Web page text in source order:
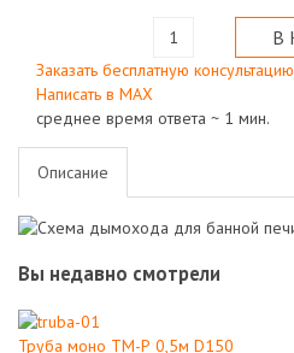
Заказать бесплатную консультацию
Написать в МАХ
среднее время ответа ~ 1 мин.
Описание
Вы недавно смотрели
Труба моно ТМ-Р 0,5м D150